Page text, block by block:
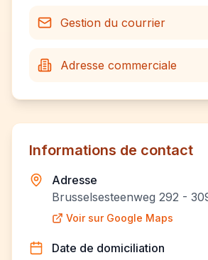
Gestion du courrier
Adresse commerciale
Informations de contact
Adresse
Brusselsesteenweg 292 -
Voir sur Google Maps
Date de domiciliation